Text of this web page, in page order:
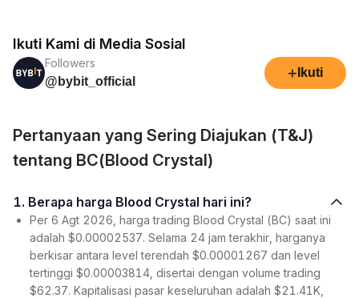
Ikuti Kami di Media Sosial
Followers
@bybit_official
+ Ikuti
Pertanyaan yang Sering Diajukan (T&J)
tentang BC(Blood Crystal)
1. Berapa harga Blood Crystal hari ini?
Per 6 Agt 2026, harga trading Blood Crystal (BC) saat ini
adalah $0.00002537. Selama 24 jam terakhir, harganya
berkisar antara level terendah $0.00001267 dan level
tertinggi $0.00003814, disertai dengan volume trading
$62.37. Kapitalisasi pasar keseluruhan adalah $21.41K,